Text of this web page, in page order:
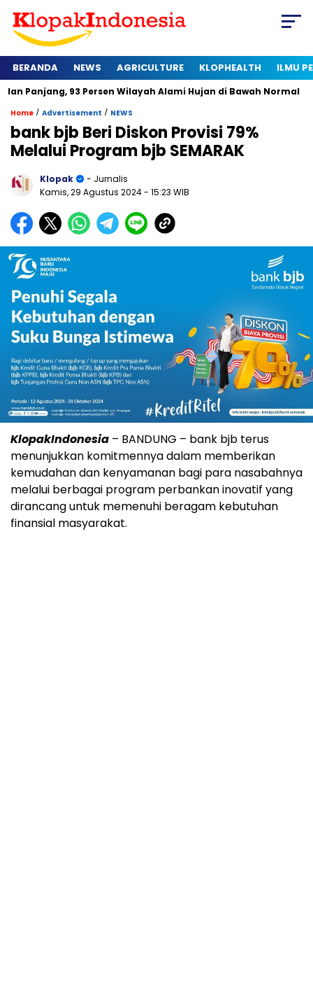
BERANDA NEWS AGRICULTURE KLOPHEALTH ILMU
93 Persen Wilayah Alami Hujan di Bawah Normal Kapan
Home / Advertisement / NEWS
bank bjb Beri Diskon Provisi 79%
Melalui Program bjb SEMARAK
Klopak
- Jurnalis
Kamis, 29 Agustus 2024- 15:23 WIB
KlopakIndonesia – BANDUNG – bank bjb terus
menunjukkan komitmennya dalam memberikan
kemudahan dan kenyamanan bagi para nasabahnya
melalui berbagai program perbankan inovatif yang
dirancang untuk memenuhi beragam kebutuhan
finansial masyarakat.